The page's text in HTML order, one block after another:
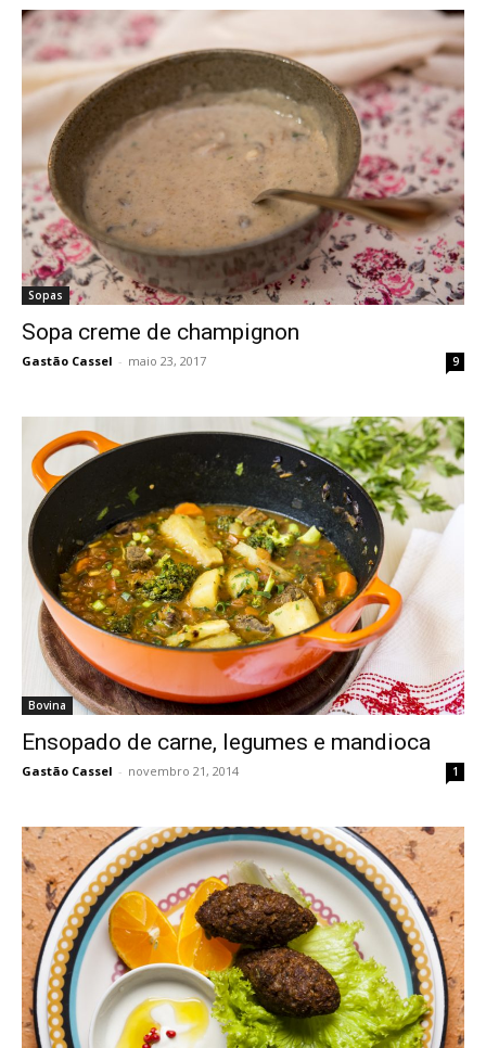
Sopas
Sopa creme de champignon
Gastão Cassel - maio 23, 2017 9
Bovina
Ensopado de carne, legumes e mandioca
Gastão Cassel - novembro 21, 2014 1